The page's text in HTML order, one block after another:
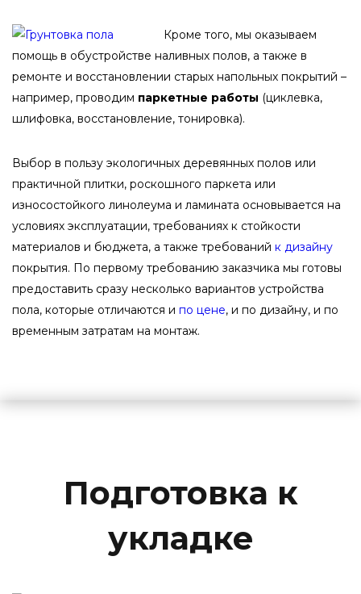
Кроме того, мы оказываем
помощь в обустройстве наливных полов, а также в
ремонте и восстановлении старых напольных покрытий –
например, проводим паркетные работы (циклевка,
шлифовка, восстановление, тонировка).
Выбор в пользу экологичных деревянных полов или
практичной плитки, роскошного паркета или
износостойкого линолеума и ламината основывается на
условиях эксплуатации, требованиях к стойкости
материалов и бюджета, а также требований к дизайну
покрытия. По первому требованию заказчика мы готовы
предоставить сразу несколько вариантов устройства
пола, которые отличаются и по цене, и по дизайну, и по
временным затратам на монтаж.
Подготовка к
укладке